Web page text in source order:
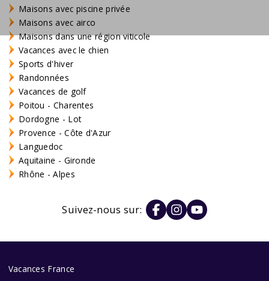
Maisons avec piscine privée
Maisons avec airco
Maisons dans une région viticole
Vacances avec le chien
Sports d'hiver
Randonnées
Vacances de golf
Poitou - Charentes
Dordogne - Lot
Provence - Côte d'Azur
Languedoc
Aquitaine - Gironde
Rhône - Alpes
Suivez-nous sur:
Vacances France